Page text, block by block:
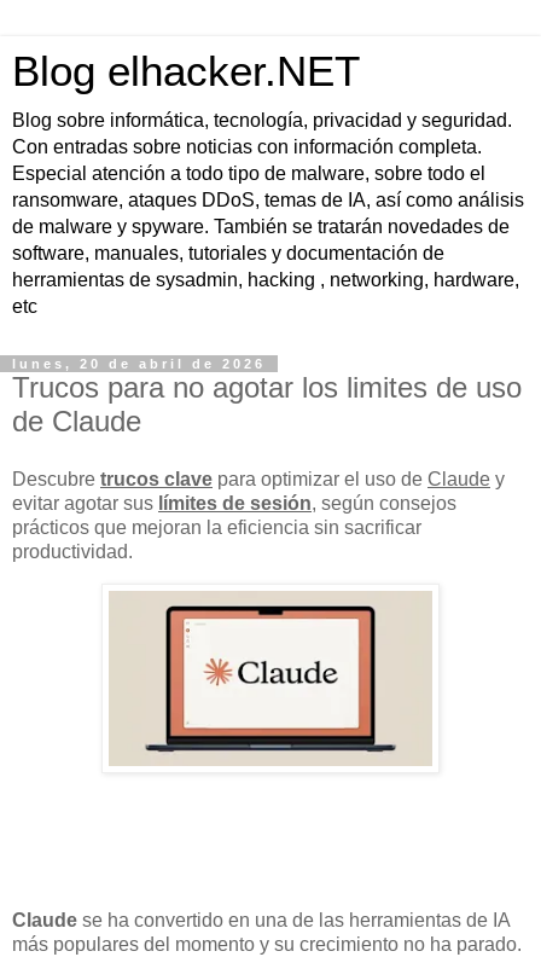
Blog elhacker.NET
Blog sobre informática, tecnología, privacidad y seguridad.
Con entradas sobre noticias con información completa.
Especial atención a todo tipo de malware, sobre todo el
ransomware, ataques DDoS, temas de IA, así como análisis
de malware y spyware. También se tratarán novedades de
software, manuales, tutoriales y documentación de
herramientas de sysadmin, hacking , networking, hardware,
etc
lunes, 20 de abril de 2026
Trucos para no agotar los limites de uso
de Claude
Descubre trucos clave para optimizar el uso de Claude y
evitar agotar sus límites de sesión, según consejos
prácticos que mejoran la eficiencia sin sacrificar
productividad.
Claude se ha convertido en una de las herramientas de IA
más populares del momento y su crecimiento no ha parado.